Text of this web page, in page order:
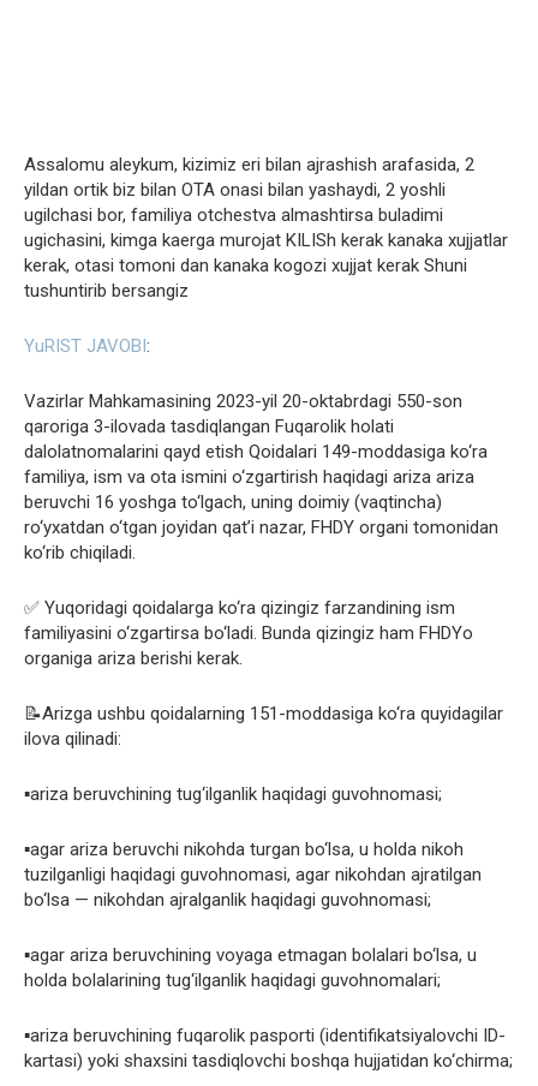
Assalomu aleykum, kizimiz eri bilan ajrashish arafasida, 2
yildan ortik biz bilan OTA onasi bilan yashaydi, 2 yoshli
ugilchasi bor, familiya otchestva almashtirsa buladimi
ugichasini, kimga kaerga murojat KILISh kerak kanaka xujjatlar
kerak, otasi tomoni dan kanaka kogozi xujjat kerak Shuni
tushuntirib bersangiz
YuRIST JAVOBI:
Vazirlar Mahkamasining 2023-yil 20-oktabrdagi 550-son
qaroriga 3-ilovada tasdiqlangan Fuqarolik holati
dalolatnomalarini qayd etish Qoidalari 149-moddasiga ko‘ra
familiya, ism va ota ismini o‘zgartirish haqidagi ariza ariza
beruvchi 16 yoshga to‘lgach, uning doimiy (vaqtincha)
ro‘yxatdan o‘tgan joyidan qat’i nazar, FHDY organi tomonidan
ko‘rib chiqiladi.
✅ Yuqoridagi qoidalarga ko‘ra qizingiz farzandining ism
familiyasini o‘zgartirsa bo‘ladi. Bunda qizingiz ham FHDYo
organiga ariza berishi kerak.
📝Arizga ushbu qoidalarning 151-moddasiga ko‘ra quyidagilar
ilova qilinadi:
▪️ariza beruvchining tug‘ilganlik haqidagi guvohnomasi;
▪️agar ariza beruvchi nikohda turgan bo‘lsa, u holda nikoh
tuzilganligi haqidagi guvohnomasi, agar nikohdan ajratilgan
bo‘lsa — nikohdan ajralganlik haqidagi guvohnomasi;
▪️agar ariza beruvchining voyaga etmagan bolalari bo‘lsa, u
holda bolalarining tug‘ilganlik haqidagi guvohnomalari;
▪️ariza beruvchining fuqarolik pasporti (identifikatsiyalovchi ID-
kartasi) yoki shaxsini tasdiqlovchi boshqa hujjatidan ko‘chirma;